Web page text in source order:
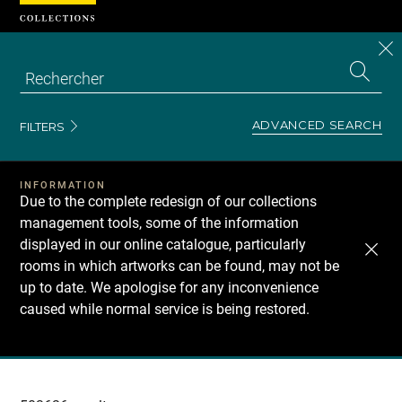
FILTERS ADVANCED SEARCH
INFORMATION
Due to the complete redesign of our collections
management tools, some of the information
displayed in our online catalogue, particularly
rooms in which artworks can be found, may not be
up to date. We apologise for any inconvenience
caused while normal service is being restored.
Recherche
Cookies management panel